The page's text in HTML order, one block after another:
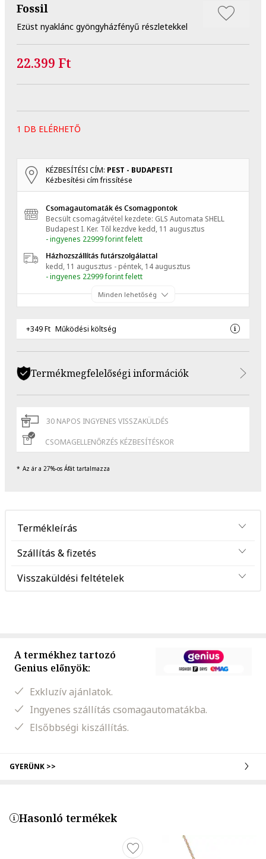
Fossil
Ezüst nyaklánc gyöngyházfényű részletekkel
22.399 Ft
1 DB ELÉRHETŐ
KÉZBESÍTÉSI CÍM: PEST - BUDAPESTI
Kézbesítési cím frissítése
Csomagautomaták és Csomagpontok
Becsült csomagátvétel kezdete: GLS Automata SHELL
Budapest I. Ker. Től kezdve kedd, 11 augusztus
- ingyenes 22999 forint felett
Házhozszállítás futárszolgálattal
kedd, 11 augusztus - péntek, 14 augusztus
- ingyenes 22999 forint felett
Minden lehetőség
+349 Ft Működési költség
Termékmegfelelőségi információk
30 NAPOS INGYENES VISSZAKÜLDÉS
CSOMAGELLENŐRZÉS KÉZBESÍTÉSKOR
Az ár a 27%-os Áfát tartalmazza
Termékleírás
Szállítás & fizetés
Visszaküldési feltételek
A termékhez tartozó
Genius előnyök:
Exkluzív ajánlatok.
Ingyenes szállítás csomagautomatákba.
Elsőbbségi kiszállítás.
GYERÜNK >>
Hasonló termékek